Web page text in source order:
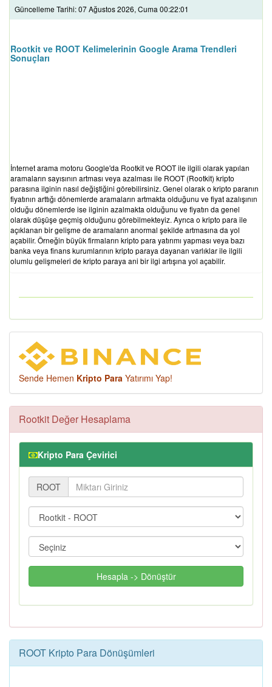
Güncelleme Tarihi: 07 Ağustos 2026, Cuma 00:22:01
Rootkit ve ROOT Kelimelerinin Google Arama Trendleri
Sonuçları
İnternet arama motoru Google'da Rootkit ve ROOT ile ilgili olarak yapılan
aramaların sayısının artması veya azalması ile ROOT (Rootkit) kripto
parasına ilginin nasıl değiştiğini görebilirsiniz. Genel olarak o kripto paranın
fiyatının arttığı dönemlerde aramaların artmakta olduğunu ve fiyat azalışının
olduğu dönemlerde ise ilginin azalmakta olduğunu ve fiyatın da genel
olarak düşüşe geçmiş olduğunu görebilmekteyiz. Ayrıca o kripto para ile
açıklanan bir gelişme de aramaların anormal şekilde artmasına da yol
açabilir. Örneğin büyük firmaların kripto para yatırımı yapması veya bazı
banka veya finans kurumlarının kripto paraya dayanan varlıklar ile ilgili
olumlu gelişmeleri de kripto paraya ani bir ilgi artışına yol açabilir.
Sende Hemen Kripto Para Yatırımı Yap!
Rootkit Değer Hesaplama
Kripto Para Çevirici
ROOT
Hesapla -> Dönüştür
ROOT Kripto Para Dönüşümleri